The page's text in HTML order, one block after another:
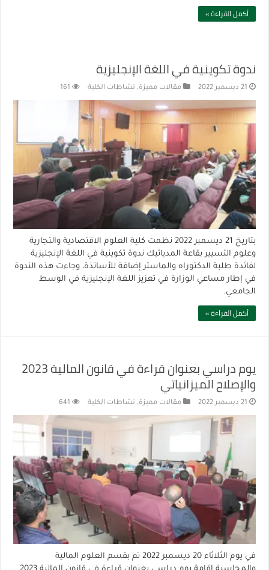
أكمل القراءة »
ندوة تكوينية في اللغة الإنجليزية
21 ديسمبر 2022 مقالات مميزة, نشاطات الكلية 161
بتاريخ 21 ديسمبر 2022 نظمت كلية العلوم الاقتصادية والتجارية
وعلوم التسيير بقاعة المدياتيك ندوة تكوينية في اللغة الإنجليزية
لفائدة طلبة الدكتوراه والماستر إضافة للأساتذة، وجاءت هذه الندوة
في إطار مساعي الوزارة في تعزيز اللغة الإنجليزية في الوسط
الجامعي.
أكمل القراءة »
يوم دراسي بعنوان قراءة في قانون المالية 2023
والإصلاح الميزانياتي
21 ديسمبر 2022 مقالات مميزة, نشاطات الكلية 641
في يوم الثلاثاء 20 ديسمبر 2022 تم بقسم العلوم المالية